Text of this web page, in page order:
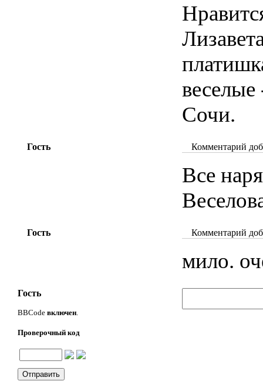
Сочи.
Гость Комментарий
Все
Гость Комментарий
мило.
Гость
BBCode включен
Проверочный код